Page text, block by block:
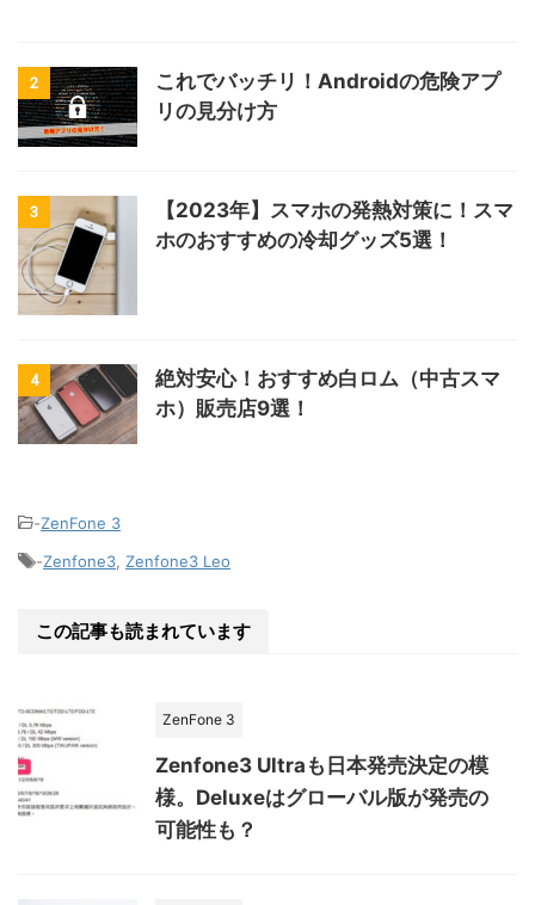
2
これでバッチリ！Androidの危険アプ
リの見分け方
3
【2023年】スマホの発熱対策に！スマ
ホのおすすめの冷却グッズ5選！
4
絶対安心！おすすめ白ロム（中古スマ
ホ）販売店9選！
-ZenFone 3
-Zenfone3 Zenfone3 Leo
この記事も読まれています
ZenFone 3
Zenfone3 Ultraも日本発売決定の模
様。Deluxeはグローバル版が発売の
可能性も？